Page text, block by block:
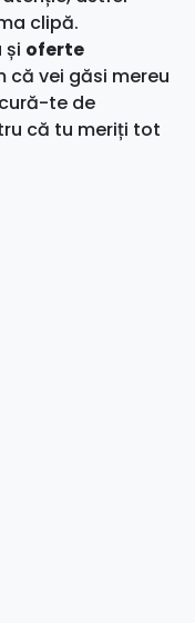
clipă.
și oferte
că vei găsi mereu
te de
că tu meriți tot